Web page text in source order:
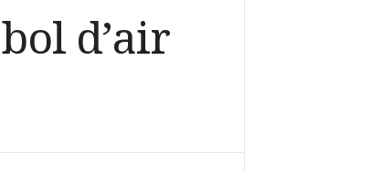
d’air